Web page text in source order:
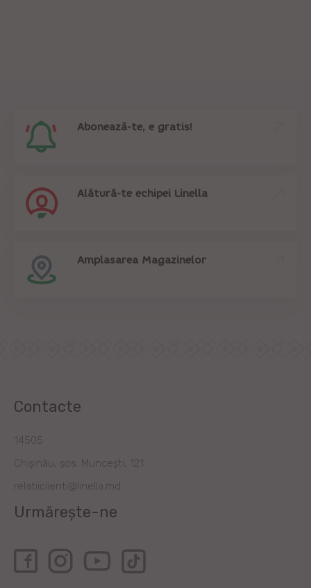
Abonează-te, e gratis!
Alătură-te echipei Linella
Amplasarea Magazinelor
Contacte
14505
Chișinău, șos. Muncești, 121
relatiiclienti@linella.md
Urmărește-ne